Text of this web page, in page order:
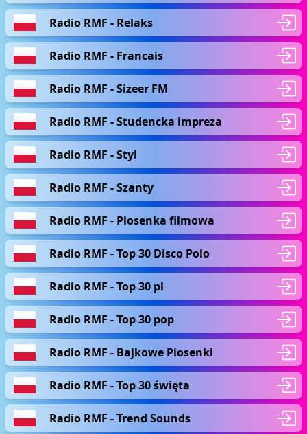
Radio RMF - Relaks
Radio RMF - Francais
Radio RMF - Sizeer FM
Radio RMF - Studencka impreza
Radio RMF - Styl
Radio RMF - Szanty
Radio RMF - Piosenka filmowa
Radio RMF - Top 30 Disco Polo
Radio RMF - Top 30 pl
Radio RMF - Top 30 pop
Radio RMF - Bajkowe Piosenki
Radio RMF - Top 30 święta
Radio RMF - Trend Sounds